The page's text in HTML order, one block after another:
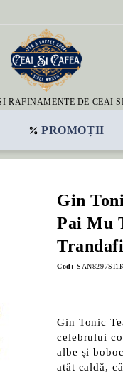
RAFINAMENTE DE CEAI
PROMOȚII
Gin
Pai Mu
Cod:
Gin Tonic
celebrului
albe și
atât caldă,